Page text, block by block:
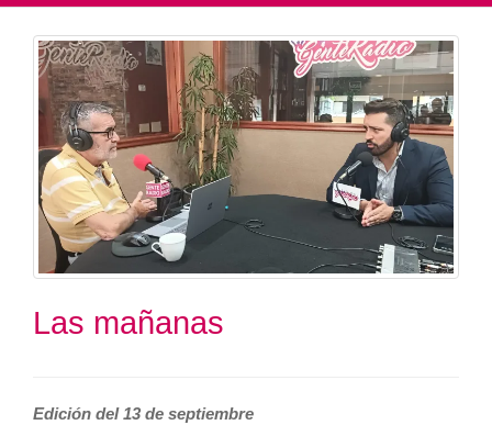
o
g
g
l
e
a
v
i
g
Las mañanas
Edición del 13 de septiembre